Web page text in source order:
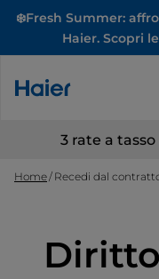
❄️Fresh Summer:
Haier. Scopri
3 rate a
Home Recedi dal